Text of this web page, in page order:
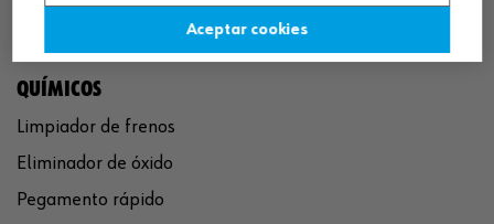
QUÍMICOS
Limpiador de frenos
Eliminador de óxido
Pegamento rápido
Aceptar cookies